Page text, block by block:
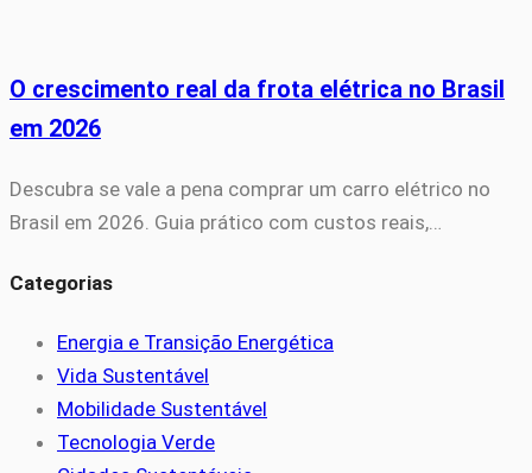
O crescimento real da frota elétrica no Brasil
em 2026
Descubra se vale a pena comprar um carro elétrico no
Brasil em 2026. Guia prático com custos reais,…
Categorias
Energia e Transição Energética
Vida Sustentável
Mobilidade Sustentável
Tecnologia Verde